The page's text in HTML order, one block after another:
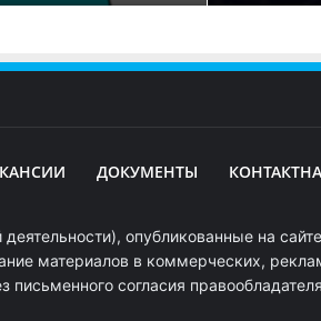
ДОКУМЕНТЫ
опубликованные на
материалов в коммерческих,
согласия